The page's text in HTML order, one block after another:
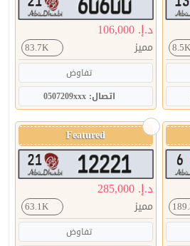
8.5K
د.إ. 106,000
مميز 83.7K
تفاوض
اتصال: 0507209xxx
Featured
د.إ. 285,000
مميز 63.1K
تفاوض